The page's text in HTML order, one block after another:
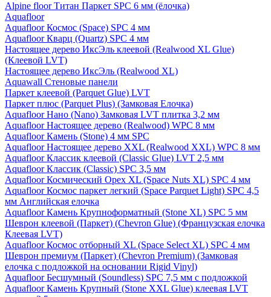
Alpine floor Титан Паркет SPC 6 мм (ёлочка)
Aquafloor
Aquafloor Космос (Space) SPC 4 мм
Aquafloor Кварц (Quartz) SPC 4 мм
Настоящее дерево ИксЭль клеевой (Realwood XL Glue)
(Клеевой LVT)
Настоящее дерево ИксЭль (Realwood XL)
Aquawall Стеновые панели
Паркет клеевой (Parquet Glue) LVT
Паркет плюс (Parquet Plus) (Замковая Елочка)
Aquafloor Нано (Nano) Замковая LVT плитка 3,2 мм
Aquafloor Настоящее дерево (Realwood) WPC 8 мм
Aquafloor Камень (Stone) 4 мм SPC
Aquafloor Настоящее дерево XXL (Realwood XXL) WPC 8 мм
Aquafloor Классик клеевой (Classic Glue) LVT 2,5 мм
Aquafloor Классик (Classic) SPC 3,5 мм
Aquafloor Космический Орех XL (Space Nuts XL) SPC 4 мм
Aquafloor Космос паркет легкий (Space Parquet Light) SPC 4,5
мм Английская елочка
Aquafloor Камень Крупноформатный (Stone XL) SPC 5 мм
Шеврон клеевой (Паркет) (Chevron Glue) (Французская елочка
Клеевая LVT)
Aquafloor Космос отборный XL (Space Select XL) SPC 4 мм
Шеврон премиум (Паркет) (Chevron Premium) (Замковая
елочка с подложкой на основании Rigid Vinyl)
Aquafloor Бесшумный (Soundless) SPC 7,5 мм с подложкой
Aquafloor Камень Крупный (Stone XXL Glue) клеевая LVT